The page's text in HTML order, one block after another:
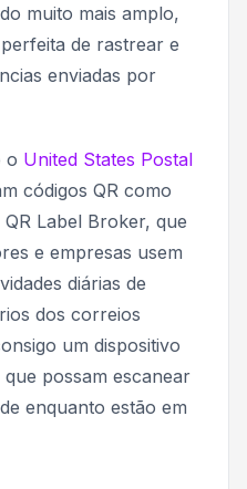
muito mais amplo,
de rastrear e
enviadas por
o United States Postal
códigos QR como
Label Broker, que
e empresas usem
diárias de
dos correios
um dispositivo
possam escanear
enquanto estão em